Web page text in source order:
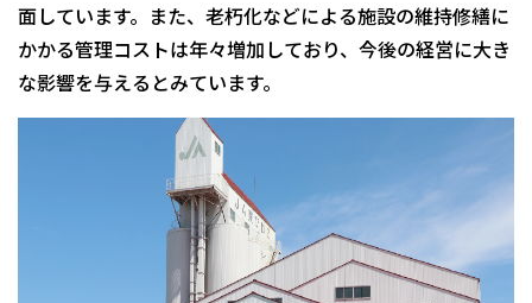
面しています。また、老朽化などによる施設の維持修繕に
かかる管理コストは年々増加しており、今後の経営に大き
な影響を与えるとみています。